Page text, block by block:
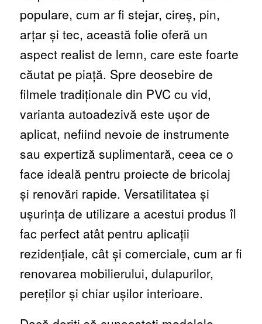
populare, cum ar fi stejar, cireș, pin,
arțar și tec, această folie oferă un
aspect realist de lemn, care este foarte
căutat pe piață. Spre deosebire de
filmele tradiționale din PVC cu vid,
varianta autoadezivă este ușor de
aplicat, nefiind nevoie de instrumente
sau expertiză suplimentară, ceea ce o
face ideală pentru proiecte de bricolaj
și renovări rapide. Versatilitatea și
ușurința de utilizare a acestui produs îl
fac perfect atât pentru aplicații
rezidențiale, cât și comerciale, cum ar fi
renovarea mobilierului, dulapurilor,
pereților și chiar ușilor interioare.